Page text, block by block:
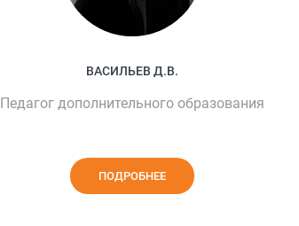
ВАСИЛЬЕВ Д.В.
Педагог дополнительного образования
ПОДРОБНЕЕ